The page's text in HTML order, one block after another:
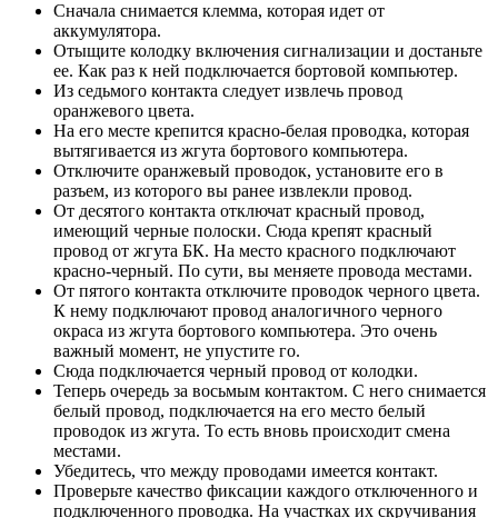
Сначала снимается клемма, которая идет от
аккумулятора.
Отыщите колодку включения сигнализации и достаньте
ее. Как раз к ней подключается бортовой компьютер.
Из седьмого контакта следует извлечь провод
оранжевого цвета.
На его месте крепится красно-белая проводка, которая
вытягивается из жгута бортового компьютера.
Отключите оранжевый проводок, установите его в
разъем, из которого вы ранее извлекли провод.
От десятого контакта отключат красный провод,
имеющий черные полоски. Сюда крепят красный
провод от жгута БК. На место красного подключают
красно-черный. По сути, вы меняете провода местами.
От пятого контакта отключите проводок черного цвета.
К нему подключают провод аналогичного черного
окраса из жгута бортового компьютера. Это очень
важный момент, не упустите го.
Сюда подключается черный провод от колодки.
Теперь очередь за восьмым контактом. С него снимается
белый провод, подключается на его место белый
проводок из жгута. То есть вновь происходит смена
местами.
Убедитесь, что между проводами имеется контакт.
Проверьте качество фиксации каждого отключенного и
подключенного проводка. На участках их скручивания